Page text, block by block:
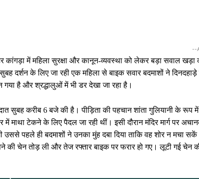
--
कांगड़ा में महिला सुरक्षा और कानून-व्यवस्था को लेकर बड़ा सवाल
सुबह दर्शन के लिए जा रही एक महिला से बाइक सवार बदमाशों ने
है और श्रद्धालुओं में भी डर देखा जा रहा है।
सुबह करीब 6 बजे की है। पीड़िता की पहचान शांता गुलियानी के रूप
में माथा टेकने के लिए पैदल जा रही थीं। इसी दौरान मंदिर मार्ग पर
पहले ही बदमाशों ने उनका मुंह दबा दिया ताकि वह शोर न मचा
की चेन तोड़ ली और तेज रफ्तार बाइक पर फरार हो गए। लूटी गई चेन